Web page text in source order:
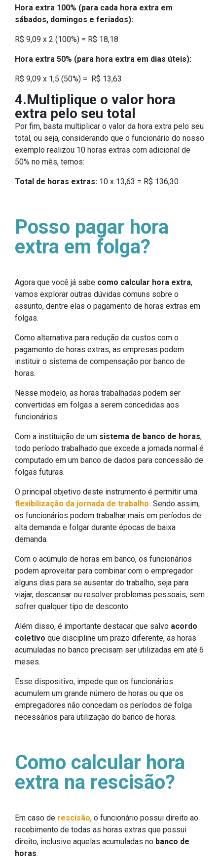
Hora extra 100% (para cada hora extra em
sábados, domingos e feriados):
R$ 9,09 x 2 (100%) = R$ 18,18
Hora extra 50% (para hora extra em dias úteis):
R$ 9,09 x 1,5 (50%) = R$ 13,63
4.Multiplique o valor hora
extra pelo seu total
Por fim, basta multiplicar o valor da hora extra pelo seu
total, ou seja, considerando que o funcionário do nosso
exemplo realizou 10 horas extras com adicional de
50% no mês, temos:
Total de horas extras: 10 x 13,63 = R$ 136,30
Posso pagar hora
extra em folga?
Agora que você já sabe como calcular hora extra,
vamos explorar outras dúvidas comuns sobre o
assunto, dentre elas o pagamento de horas extras em
folgas.
Como alternativa para redução de custos com o
pagamento de horas extras, as empresas podem
instituir o sistema de compensação por banco de
horas.
Nesse modelo, as horas trabalhadas podem ser
convertidas em folgas a serem concedidas aos
funcionários.
Com a instituição de um sistema de banco de horas,
todo período trabalhado que excede a jornada normal é
computado em um banco de dados para concessão de
folgas futuras.
O principal objetivo deste instrumento é permitir uma
flexibilização da jornada de trabalho. Sendo assim,
os funcionários podem trabalhar mais em períodos de
alta demanda e folgar durante épocas de baixa
demanda.
Com o acúmulo de horas em banco, os funcionários
podem aproveitar para combinar com o empregador
alguns dias para se ausentar do trabalho, seja para
viajar, descansar ou resolver problemas pessoais, sem
sofrer qualquer tipo de desconto.
Além disso, é importante destacar que salvo acordo
coletivo que discipline um prazo diferente, as horas
acumuladas no banco precisam ser utilizadas em até 6
meses.
Esse dispositivo, impede que os funcionários
acumulem um grande número de horas ou que os
empregadores não concedam os períodos de folga
necessários para utilização do banco de horas.
Como calcular hora
extra na rescisão?
Em caso de rescisão, o funcionário possui direito ao
recebimento de todas as horas extras que possui
direito, inclusive aquelas acumuladas no banco de
horas.